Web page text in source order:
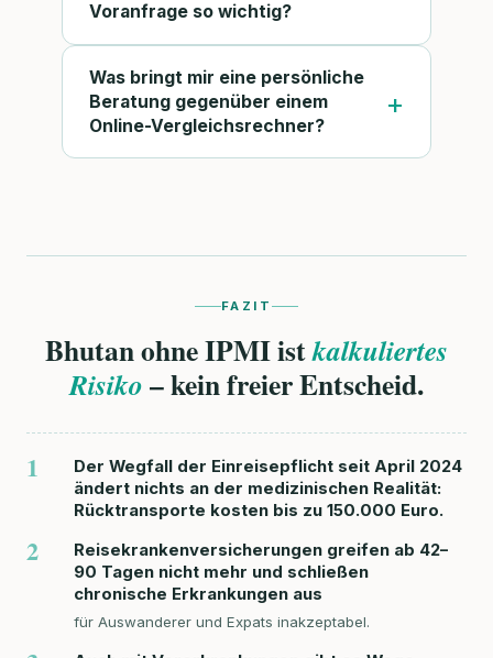
Voranfrage so wichtig?
Was bringt mir eine persönliche
Beratung gegenüber einem
Online-Vergleichsrechner?
FAZIT
Bhutan ohne IPMI istkalkuliertes
Risiko– kein freier Entscheid.
1
Der Wegfall der Einreisepflicht seit April 2024
ändert nichts an der medizinischen Realität:
Rücktransporte kosten bis zu 150.000 Euro.
2
Reisekrankenversicherungen greifen ab 42–
90 Tagen nicht mehr und schließen
chronische Erkrankungen aus
für Auswanderer und Expats inakzeptabel.